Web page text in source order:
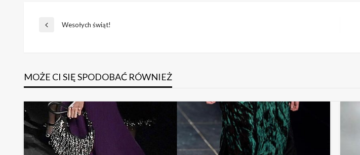
Nawigacja
Poprzedni
Wesołych świąt!
MOŻE CI SIĘ SPODOBAĆ RÓWNIEŻ